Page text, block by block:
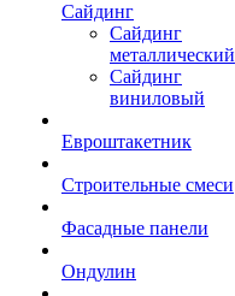
Сайдинг
Сайдинг
металлический
Сайдинг
виниловый
Евроштакетник
Строительные смеси
Фасадные панели
Ондулин